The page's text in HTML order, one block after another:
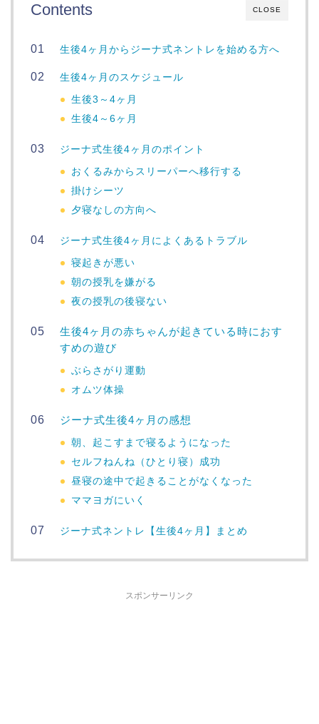
CLOSE
Contents
生後4ヶ月からジーナ式ネントレを始める方へ
生後4ヶ月のスケジュール
生後3～4ヶ月
生後4～6ヶ月
ジーナ式生後4ヶ月のポイント
おくるみからスリーパーへ移行する
掛けシーツ
夕寝なしの方向へ
ジーナ式生後4ヶ月によくあるトラブル
寝起きが悪い
朝の授乳を嫌がる
夜の授乳の後寝ない
生後4ヶ月の赤ちゃんが起きている時におす
すめの遊び
ぶらさがり運動
オムツ体操
ジーナ式生後4ヶ月の感想
朝、起こすまで寝るようになった
セルフねんね（ひとり寝）成功
昼寝の途中で起きることがなくなった
ママヨガにいく
ジーナ式ネントレ【生後4ヶ月】まとめ
スポンサーリンク